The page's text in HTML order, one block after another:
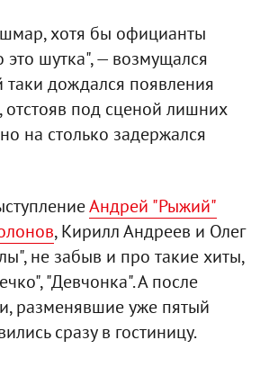
хотя бы официанты
это шутка", — возмущался
таки дождался появления
отстояв под сценой лишних
на столько задержался
Андрей "Рыжий"
, Кирилл Андреев и Олег
не забыв и про такие хиты,
"Девчонка". А после
разменявшие уже пятый
сразу в гостиницу.